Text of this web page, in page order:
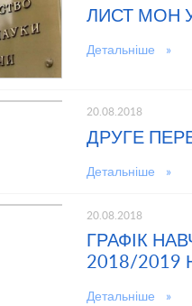
ЛИСТ МОН
Детальніше »
20.08.2018
ДРУГЕ
Детальніше »
20.08.2018
ГРАФІК
2018/2019
Детальніше »